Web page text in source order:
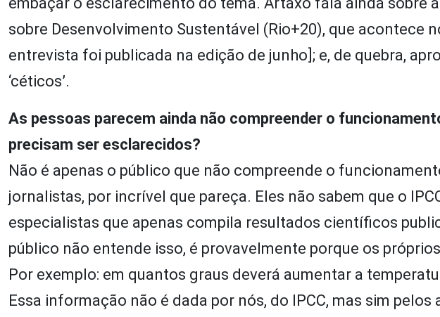
sobre Desenvolvimento Sustentável (Rio+20), que acontece
entrevista foi publicada na edição de junho]; e, de quebra,
‘céticos’.
As pessoas parecem ainda não compreender o
precisam ser esclarecidos?
Não é apenas o público que não compreende o
jornalistas, por incrível que pareça. Eles não sabem que o
especialistas que apenas compila resultados científicos
público não entende isso, é provavelmente porque os
Por exemplo: em quantos graus deverá aumentar a
Essa informação não é dada por nós, do IPCC, mas sim